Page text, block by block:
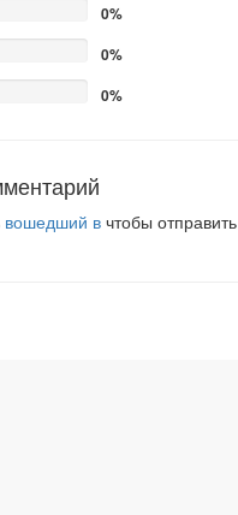
0%
0%
0%
вошедший в чтобы отправить